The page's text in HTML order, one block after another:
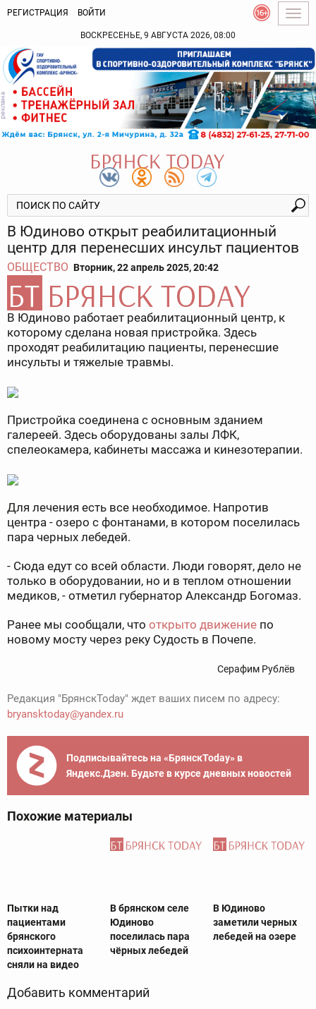
РЕГИСТРАЦИЯ ВОЙТИ
ВОСКРЕСЕНЬЕ, 9 АВГУСТА 2026, 08:00
В Юдиново открыт реабилитационный
центр для перенесших инсульт пациентов
ОБЩЕСТВО Вторник, 22 апрель 2025, 20:42
В Юдиново работает реабилитационный центр, к
которому сделана новая пристройка. Здесь
проходят реабилитацию пациенты, перенесшие
инсульты и тяжелые травмы.
Пристройка соединена с основным зданием
галереей. Здесь оборудованы залы ЛФК,
спелеокамера, кабинеты массажа и кинезотерапии.
Для лечения есть все необходимое. Напротив
центра - озеро с фонтанами, в котором поселилась
пара черных лебедей.
- Сюда едут со всей области. Люди говорят, дело не
только в оборудовании, но и в теплом отношении
медиков, - отметил губернатор Александр Богомаз.
Ранее мы сообщали, что открыто движение по
новому мосту через реку Судость в Почепе.
Серафим Рублёв
Редакция "БрянскToday" ждет ваших писем по адресу:
bryansktoday@yandex.ru
Подписывайтесь на «БрянскToday» в
Яндекс.Дзен. Будьте в курсе дневных новостей
Похожие материалы
Пытки над
пациентами
брянского
психоинтерната
сняли на видео
В брянском селе
Юдиново
поселилась пара
чёрных лебедей
В Юдиново
заметили черных
лебедей на озере
Добавить комментарий